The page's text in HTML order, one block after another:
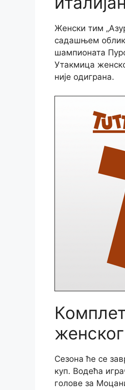
Женски тим
садашњем
шампионата
Утакмица
није одиграна.
Сезона ће се
куп. Водећа
голове за